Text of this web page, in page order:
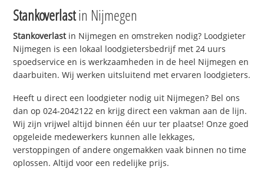
Stankoverlastin Nijmegen
Stankoverlastin Nijmegen en omstreken nodig? Loodgieter
Nijmegen is een lokaal loodgietersbedrijf met 24 uurs
spoedservice en is werkzaamheden in de heel Nijmegen en
daarbuiten. Wij werken uitsluitend met ervaren loodgieters.
Heeft u direct een loodgieter nodig uit Nijmegen? Bel ons
dan op 024-2042122 en krijg direct een vakman aan de lijn.
Wij zijn vrijwel altijd binnen één uur ter plaatse! Onze goed
opgeleide medewerkers kunnen alle lekkages,
verstoppingen of andere ongemakken vaak binnen no time
oplossen. Altijd voor een redelijke prijs.